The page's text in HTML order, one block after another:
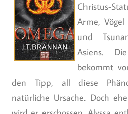
Christus-
Arme, Vögel
und
Asiens.
bekommt
den Tipp, all diese
natürliche Ursache. Doch